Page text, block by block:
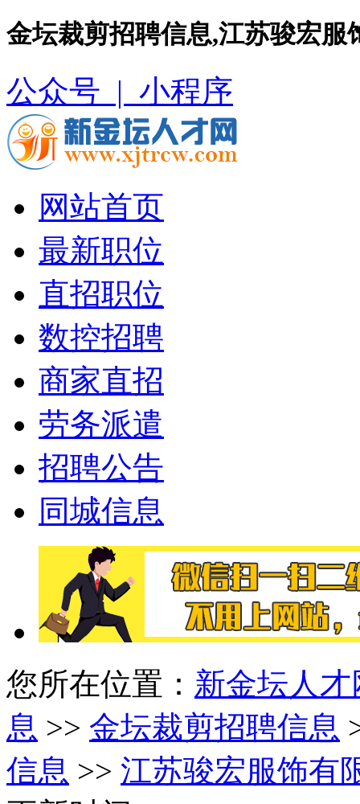
金坛裁剪招聘信息,江苏骏宏服
公众号 | 小程序
网站首页
最新职位
直招职位
数控招聘
商家直招
劳务派遣
招聘公告
同城信息
您所在位置： 新金坛人才
息 >> 金坛裁剪招聘信息
信息 >> 江苏骏宏服饰有